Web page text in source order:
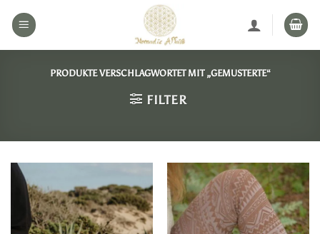
Inhalt
PRODUKTE VERSCHLAGWORTET MIT „GEMUSTERTE“
FILTER